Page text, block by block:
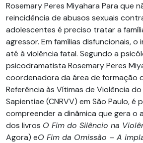
Rosemary Peres Miyahara Para que
reincidência de abusos sexuais
adolescentes é preciso tratar a
agressor. Em famílias disfuncionais,
até à violência fatal. Segundo a
psicodramatista Rosemary Peres
coordenadora da área de formação
Referência às Vítimas de Violência
Sapientiae (CNRVV) em São Paulo, é
compreender a dinâmica que gera o
dos livros O Fim do Silêncio na
Agora) eO Fim da Omissão – A